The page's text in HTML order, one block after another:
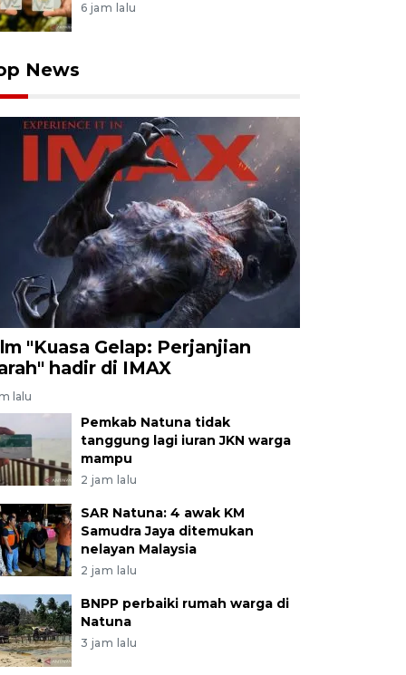
6 jam lalu
News
"Kuasa Gelap: Perjanjian
hadir di IMAX
lalu
Pemkab Natuna tidak
tanggung lagi iuran JKN warga
mampu
2 jam lalu
SAR Natuna: 4 awak KM
Samudra Jaya ditemukan
nelayan Malaysia
2 jam lalu
BNPP perbaiki rumah warga di
Natuna
3 jam lalu